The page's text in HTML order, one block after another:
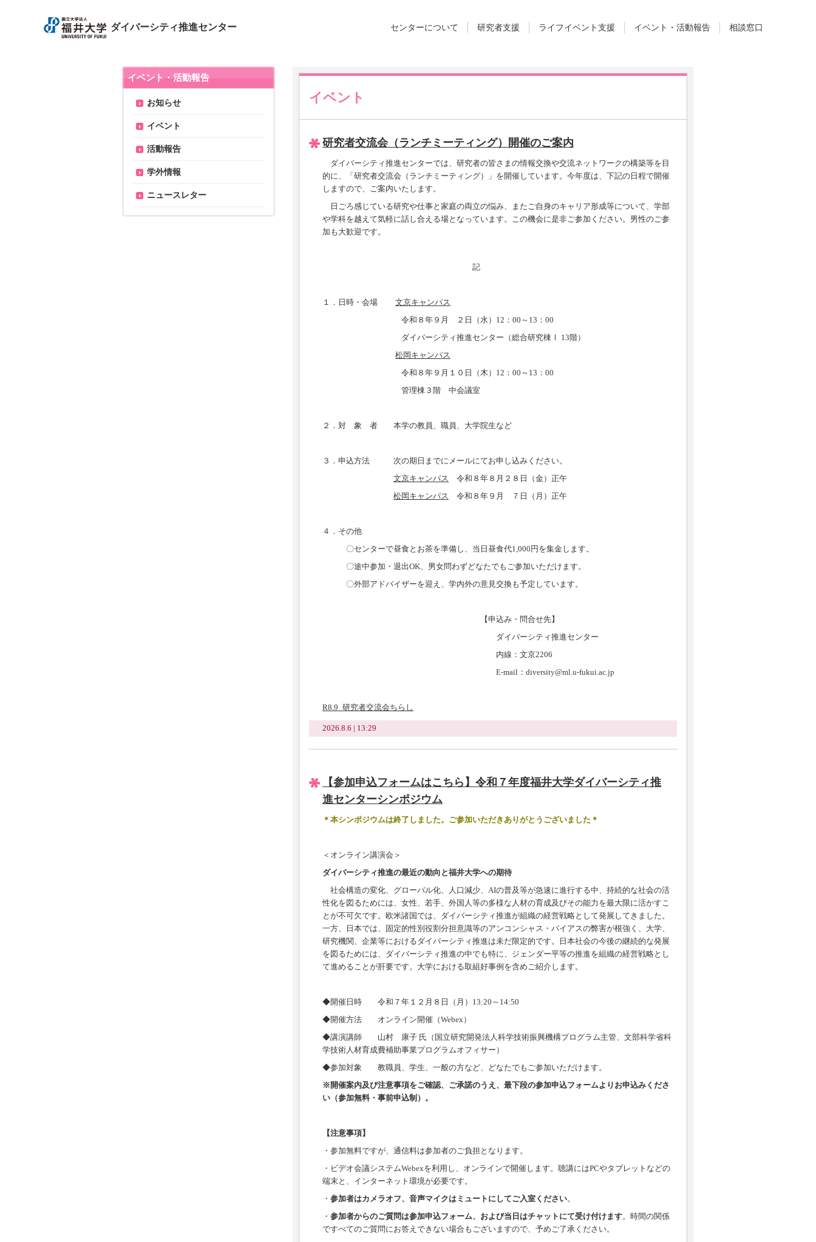
ダイバーシティ推進センター センターについて 研究者支援 ライフイベント支援 イベント・活動報告 相談窓口
イベント
研究者交流会（ランチミーティング）開催のご案内
ダイバーシティ推進センターでは、研究者の皆さまの情報交換や交流ネットワークの構築等を目
的に、「研究者交流会（ランチミーティング）」を開催しています。今年度は、下記の日程で開催
しますので、ご案内いたします。
日ごろ感じている研究や仕事と家庭の両立の悩み、またご自身のキャリア形成等について、学部
や学科を越えて気軽に話し合える場となっています。この機会に是非ご参加ください。男性のご参
加も大歓迎です。
記
１．日時・会場 文京キャンパス
令和８年９月 ２日（水）12：00～13：00
ダイバーシティ推進センター（総合研究棟Ⅰ 13階）
松岡キャンパス
令和８年９月１０日（木）12：00～13：00
管理棟３階 中会議室
２．対 象 者 本学の教員、職員、大学院生など
３．申込方法 次の期日までにメールにてお申し込みください。
文京キャンパス 令和８年８月２８日（金）正午
松岡キャンパス 令和８年９月 ７日（月）正午
４．その他
〇センターで昼食とお茶を準備し、当日昼食代1,000円を集金します。
〇途中参加・退出OK、男女問わずどなたでもご参加いただけます。
〇外部アドバイザーを迎え、学内外の意見交換も予定しています。
【申込み・問合せ先】
ダイバーシティ推進センター
内線：文京2206
E-mail：diversity@ml.u-fukui.ac.jp
R8.9_研究者交流会ちらし
2026.8.6 | 13:29
【参加申込フォームはこちら】令和７年度福井大学ダイバーシティ推
進センターシンポジウム
＊本シンポジウムは終了しました。ご参加いただきありがとうございました＊
＜オンライン講演会＞
ダイバーシティ推進の最近の動向と福井大学への期待
社会構造の変化、グローバル化、人口減少、AIの普及等が急速に進行する中、持続的な社会の活
性化を図るためには、女性、若手、外国人等の多様な人材の育成及びその能力を最大限に活かすこ
とが不可欠です。欧米諸国では、ダイバーシティ推進が組織の経営戦略として発展してきました。
一方、日本では、固定的性別役割分担意識等のアンコンシャス・バイアスの弊害が根強く、大学、
研究機関、企業等におけるダイバーシティ推進は未だ限定的です。日本社会の今後の継続的な発展
を図るためには、ダイバーシティ推進の中でも特に、ジェンダー平等の推進を組織の経営戦略とし
て進めることが肝要です。大学における取組好事例を含めご紹介します。
◆開催日時 令和７年１２月８日（月）13:20～14:50
◆開催方法 オンライン開催（Webex）
◆講演講師 山村 康子 氏（国立研究開発法人科学技術振興機構プログラム主管、文部科学省科
学技術人材育成費補助事業プログラムオフィサー）
◆参加対象 教職員、学生、一般の方など、どなたでもご参加いただけます。
※開催案内及び注意事項をご確認、ご承諾のうえ、最下段の参加申込フォームよりお申込みくださ
い（参加無料・事前申込制）。
【注意事項】
・参加無料ですが、通信料は参加者のご負担となります。
・ビデオ会議システムWebexを利用し、オンラインで開催します。聴講にはPCやタブレットなどの
端末と、インターネット環境が必要です。
・ 参加者はカメラオフ、音声マイクはミュートにしてご入室ください。
・ 参加者からのご質問は参加申込フォーム、および当日はチャットにて受け付けます。時間の関係
ですべてのご質問にお答えできない場合もございますので、予めご了承ください。
イベント・活動報告
お知らせ
イベント
活動報告
学外情報
ニュースレター